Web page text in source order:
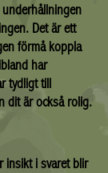
Det är ett
förmå koppla
har
tydligt till
dit är också rolig.
insikt i svaret blir